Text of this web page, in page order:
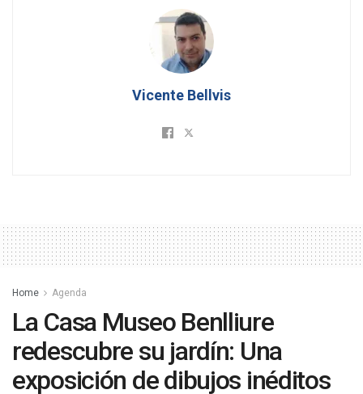
Vicente Bellvis
Home Agenda
La Casa Museo Benlliure
redescubre su jardín: Una
exposición de dibujos inéditos